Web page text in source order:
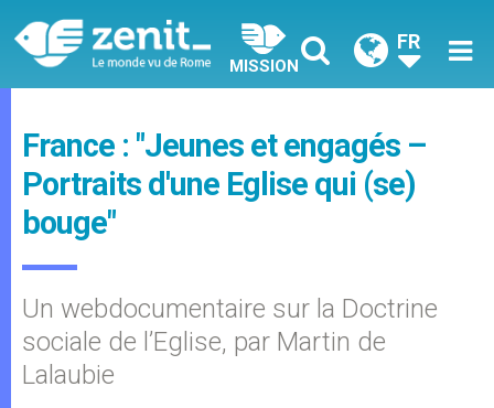
MISSION
FR
France : "Jeunes et engagés –
Portraits d'une Eglise qui (se)
bouge"
Un webdocumentaire sur la Doctrine
sociale de l’Eglise, par Martin de
Lalaubie